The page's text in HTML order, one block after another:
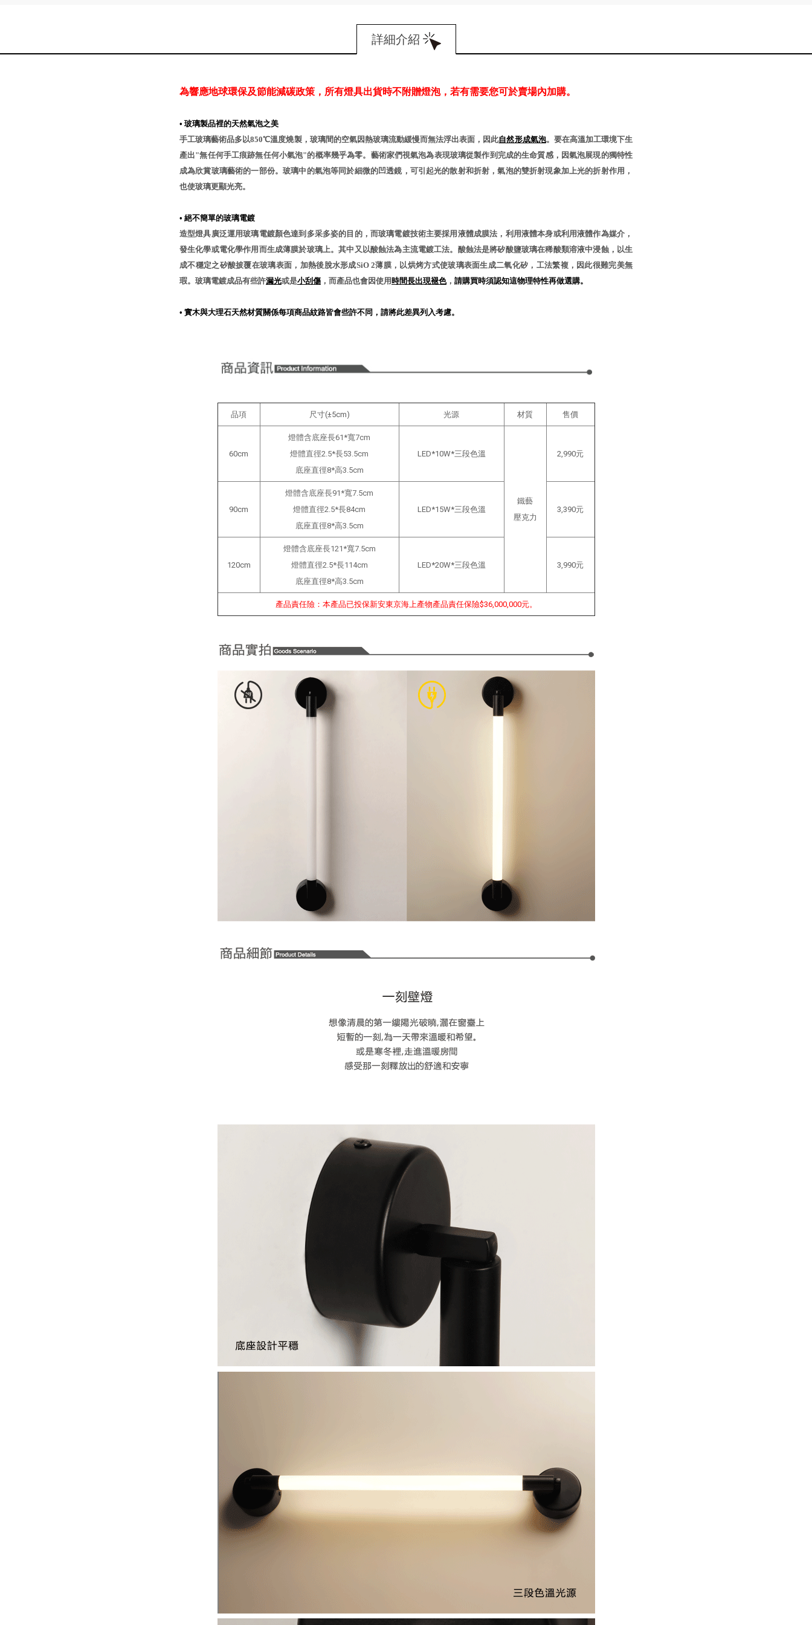
詳細介紹
為響應地球環保及節能減碳政策，所有燈具出貨時不附贈燈泡，若有需要您可於賣場內加購。
• 玻璃製品裡的天然氣泡之美
手工玻璃藝術品多以850℃溫度燒製，玻璃間的空氣因熱玻璃流動緩慢而無法浮出表面，因此自然形成氣泡。要在高溫加工環境下生
產出"無任何手工痕跡無任何小氣泡"的概率幾乎為零。藝術家們視氣泡為表現玻璃從製作到完成的生命質感，因氣泡展現的獨特性
成為欣賞玻璃藝術的一部份。玻璃中的氣泡等同於細微的凹透鏡，可引起光的散射和折射，氣泡的雙折射現象加上光的折射作用，
也使玻璃更顯光亮。
• 絕不簡單的玻璃電鍍
造型燈具廣泛運用玻璃電鍍顏色達到多采多姿的目的，而玻璃電鍍技術主要採用液體成膜法，利用液體本身或利用液體作為媒介，
發生化學或電化學作用而生成薄膜於玻璃上。其中又以酸蝕法為主流電鍍工法。酸蝕法是將矽酸鹽玻璃在稀酸類溶液中浸蝕，以生
成不穩定之矽酸披覆在玻璃表面，加熱後脫水形成SiO 2薄膜，以烘烤方式使玻璃表面生成二氧化矽，工法繁複，因此很難完美無
瑕。玻璃電鍍成品有些許漏光或是小刮傷 ，而產品也會因使用時間長出現褪色， 請購買時須認知這物理特性再做選購。
• 實木與大理石天然材質關係每項商品紋路皆會些許不同，請將此差異列入考慮。
品項 尺寸(±5cm) 光源 材質 售價
60cm
燈體含底座長61*寬7cm
燈體直徑2.5*長53.5cm
底座直徑8*高3.5cm
LED*10W*三段色溫
鐵藝
壓克力
2,990元
90cm
燈體含底座長91*寬7.5cm
燈體直徑2.5*長84cm
底座直徑8*高3.5cm
LED*15W*三段色溫 3,390元
120cm
燈體含底座長121*寬7.5cm
燈體直徑2.5*長114cm
底座直徑8*高3.5cm
LED*20W*三段色溫 3,990元
產品責任險：本產品已投保新安東京海上產物產品責任保險$36,000,000元。